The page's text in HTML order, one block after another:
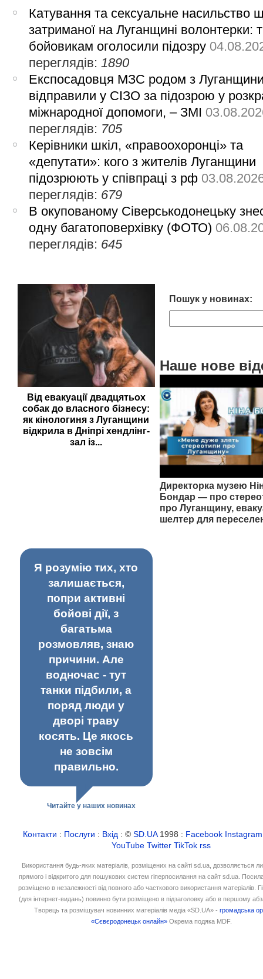
Катування та сексуальне насильство
затриманої на Луганщині волонтерки:
бойовикам оголосили підозру
переглядів: 1890
Експосадовця МЗС родом з
відправили у СІЗО за підозрою у
міжнародної допомоги, – ЗМІ
переглядів: 705
Керівники шкіл, «правоохоронці» та
«депутати»: кого з жителів Луганщини
підозрюють у співпраці з рф
переглядів: 679
В окупованому Сіверськодонецьку
одну багатоповерхівку (ФОТО)
переглядів: 645
Від евакуації двадцятьох
собак до власного бізнесу:
як кінологиня з Луганщини
відкрила в Дніпрі хендлінг-
зал із...
Пошук у новинах:
Наше нове
Директорка музею
Бондар — про
про Луганщину,
шелтер для
Я розумію тих, хто
залишається,
попри активні
бойові дії, з
багатьма
розмовляв, знаю
причини. Але
водночас - тут
танки підбили, а
поряд люди у
дворі траву
косять. Це якось
не зовсім
правильно.
Читайте у наших новинах
Контакти : Послуги : Вхід : ©SD.UA1998 : Facebook Instagram
YouTube Twitter TikTok rss
Використання будь-яких матеріалів, розміщених на сайті sd.ua, дозволяється
прямого і відкритого для пошукових систем гіперпосилання на сайт sd.ua.
розміщено в незалежності від повного або часткового використання матеріалів.
(для інтернет-видань) повинно бути розміщено в підзаголовку або в першому
Творець та розміщувач новинних матеріалів медіа «SD.UA» -громадська
«Сєвєродонецьк онлайн» Окрема подяка MDF.